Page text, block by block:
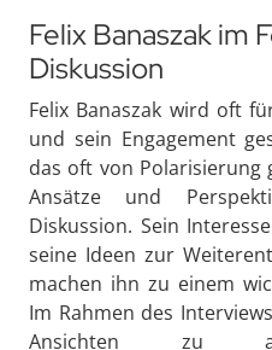
Felix Banaszak im
Diskussion
Felix Banaszak wird oft
und sein Engagement
das oft von
Ansätze und
Diskussion. Sein
seine Ideen zur
machen ihn zu einem
Im Rahmen des
Ansichten zu